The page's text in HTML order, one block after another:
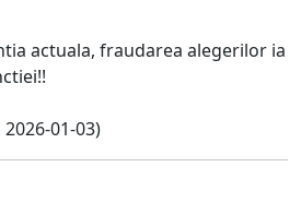
actuala, fraudarea alegerilor ia
01-03)